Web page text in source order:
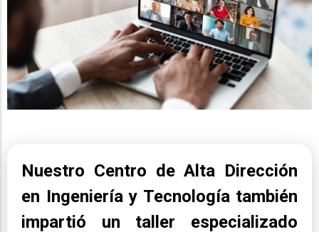
Nuestro Centro de Alta Dirección
en Ingeniería y Tecnología también
impartió un taller especializado